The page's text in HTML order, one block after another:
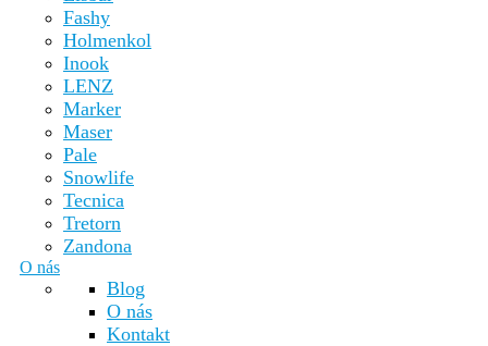
Fashy
Holmenkol
Inook
LENZ
Marker
Maser
Pale
Snowlife
Tecnica
Tretorn
Zandona
O nás
Blog
O nás
Kontakt